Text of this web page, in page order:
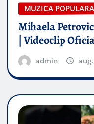
MUZICA POPULARA
Mihaela
| Videoclip
admin